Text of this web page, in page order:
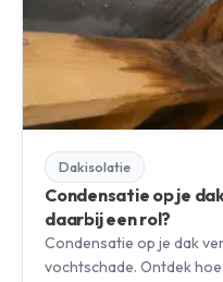
Dakisolatie
Condensatie op je
daarbij een rol?
Condensatie op je dak
vochtschade. Ontdek